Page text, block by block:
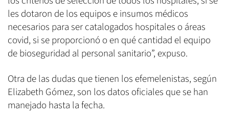
les dotaron de los equipos e insumos médicos
necesarios para ser catalogados hospitales o áreas
covid, si se proporcionó o en qué cantidad el equipo
de bioseguridad al personal sanitario”, expuso.
Otra de las dudas que tienen los efemelenistas, según
Elizabeth Gómez, son los datos oficiales que se han
manejado hasta la fecha.